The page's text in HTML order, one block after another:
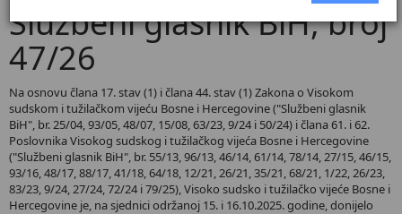
Službeni glasnik BiH, broj
47/26
Na osnovu člana 17. stav (1) i člana 44. stav (1) Zakona o Visokom
sudskom i tužilačkom vijeću Bosne i Hercegovine ("Službeni glasnik
BiH", br. 25/04, 93/05, 48/07, 15/08, 63/23, 9/24 i 50/24) i člana 61. i 62.
Poslovnika Visokog sudskog i tužilačkog vijeća Bosne i Hercegovine
("Službeni glasnik BiH", br. 55/13, 96/13, 46/14, 61/14, 78/14, 27/15, 46/15,
93/16, 48/17, 88/17, 41/18, 64/18, 12/21, 26/21, 35/21, 68/21, 1/22, 26/23,
83/23, 9/24, 27/24, 72/24 i 79/25), Visoko sudsko i tužilačko vijeće Bosne i
Hercegovine je, na sjednici održanoj 15. i 16.10.2025. godine, donijelo